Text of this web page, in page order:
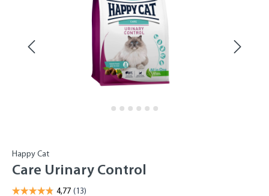
Happy Cat
Care Urinary Control